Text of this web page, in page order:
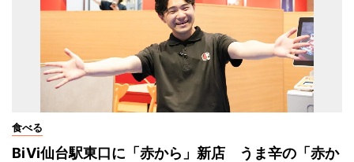
食べる
BiVi仙台駅東口に「赤から」新店 うま辛の「赤か